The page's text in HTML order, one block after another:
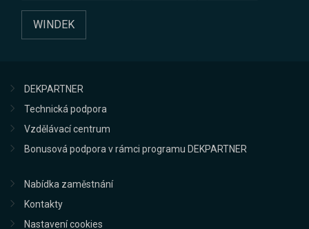
WINDEK
DEKPARTNER
Technická podpora
Vzdělávací centrum
Bonusová podpora v rámci programu DEKPARTNER
Nabídka zaměstnání
Kontakty
Nastavení cookies